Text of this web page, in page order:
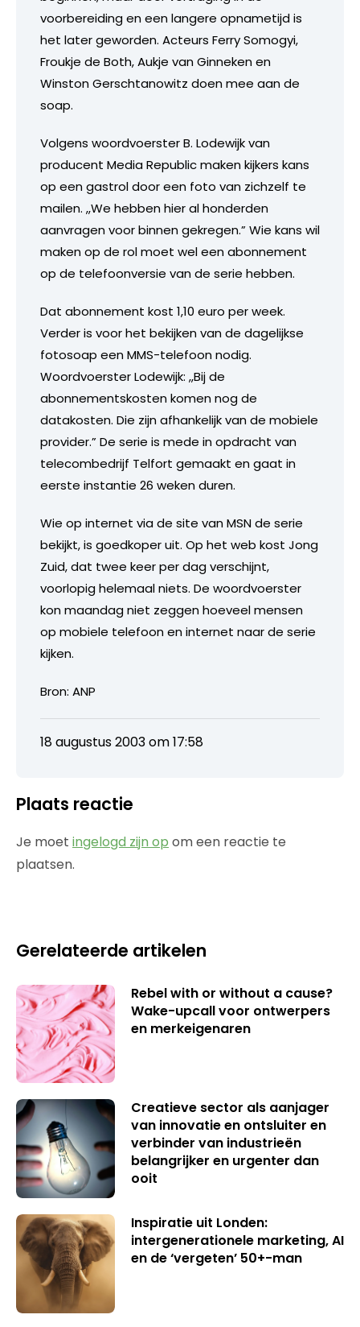
voorbereiding en een langere opnametijd is
het later geworden. Acteurs Ferry Somogyi,
Froukje de Both, Aukje van Ginneken en
Winston Gerschtanowitz doen mee aan de
soap.
Volgens woordvoerster B. Lodewijk van
producent Media Republic maken kijkers kans
op een gastrol door een foto van zichzelf te
mailen. ,,We hebben hier al honderden
aanvragen voor binnen gekregen.” Wie kans wil
maken op de rol moet wel een abonnement
op de telefoonversie van de serie hebben.
Dat abonnement kost 1,10 euro per week.
Verder is voor het bekijken van de dagelijkse
fotosoap een MMS-telefoon nodig.
Woordvoerster Lodewijk: ,,Bij de
abonnementskosten komen nog de
datakosten. Die zijn afhankelijk van de mobiele
provider.” De serie is mede in opdracht van
telecombedrijf Telfort gemaakt en gaat in
eerste instantie 26 weken duren.
Wie op internet via de site van MSN de serie
bekijkt, is goedkoper uit. Op het web kost Jong
Zuid, dat twee keer per dag verschijnt,
voorlopig helemaal niets. De woordvoerster
kon maandag niet zeggen hoeveel mensen
op mobiele telefoon en internet naar de serie
kijken.
Bron: ANP
18 augustus 2003 om 17:58
Plaats reactie
Je moet ingelogd zijn op om een reactie te
plaatsen.
Gerelateerde artikelen
Rebel with or without a cause?
Wake-upcall voor ontwerpers
en merkeigenaren
Creatieve sector als aanjager
van innovatie en ontsluiter en
verbinder van industrieën
belangrijker en urgenter dan
ooit
Inspiratie uit Londen:
intergenerationele marketing, AI
en de ‘vergeten’ 50+-man